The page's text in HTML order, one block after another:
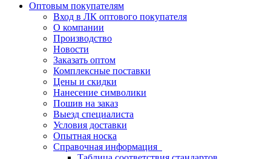
Оптовым покупателям
Вход в ЛК оптового покупателя
О компании
Производство
Новости
Заказать оптом
Комплексные поставки
Цены и скидки
Нанесение символики
Пошив на заказ
Выезд специалиста
Условия доставки
Опытная носка
Справочная информация